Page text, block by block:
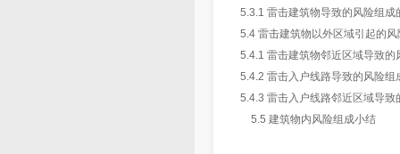
5.3.1 雷击建筑物导致的风险组成
5.4 雷击建筑物以外区域引起的风
5.4.1 雷击建筑物邻近区域导致的
5.4.2 雷击入户线路导致的风险组
5.4.3 雷击入户线路邻近区域导致
5.5 建筑物内风险组成小结